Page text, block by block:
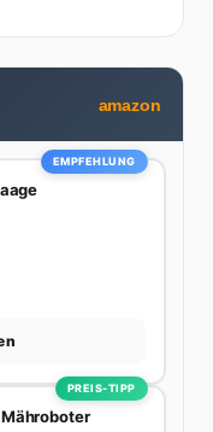
amazon
EMPFEHLUNG
PREIS-TIPP